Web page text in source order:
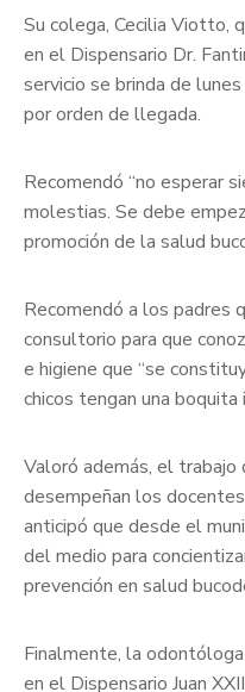
Su colega, Cecilia Viotto,
en el Dispensario Dr.
servicio se brinda de
por orden de llegada.
Recomendó “no esperar
molestias. Se debe
promoción de la salud
Recomendó a los padres
consultorio para que
e higiene que “se
chicos tengan una boquita
Valoró además, el trabajo
desempeñan los
anticipó que desde el
del medio para
prevención en salud
Finalmente, la
en el Dispensario Juan